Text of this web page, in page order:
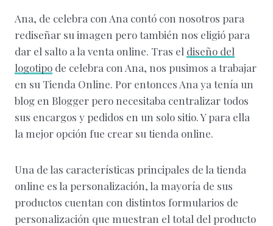
Ana, de celebra con Ana contó con nosotros para
rediseñar su imagen pero también nos eligió para
dar el salto a la venta online. Tras el diseño del
logotipo de celebra con Ana, nos pusimos a trabajar
en su Tienda Online. Por entonces Ana ya tenía un
blog en Blogger pero necesitaba centralizar todos
sus encargos y pedidos en un solo sitio. Y para ella
la mejor opción fue crear su tienda online.
Una de las características principales de la tienda
online es la personalización, la mayoría de sus
productos cuentan con distintos formularios de
personalización que muestran el total del producto